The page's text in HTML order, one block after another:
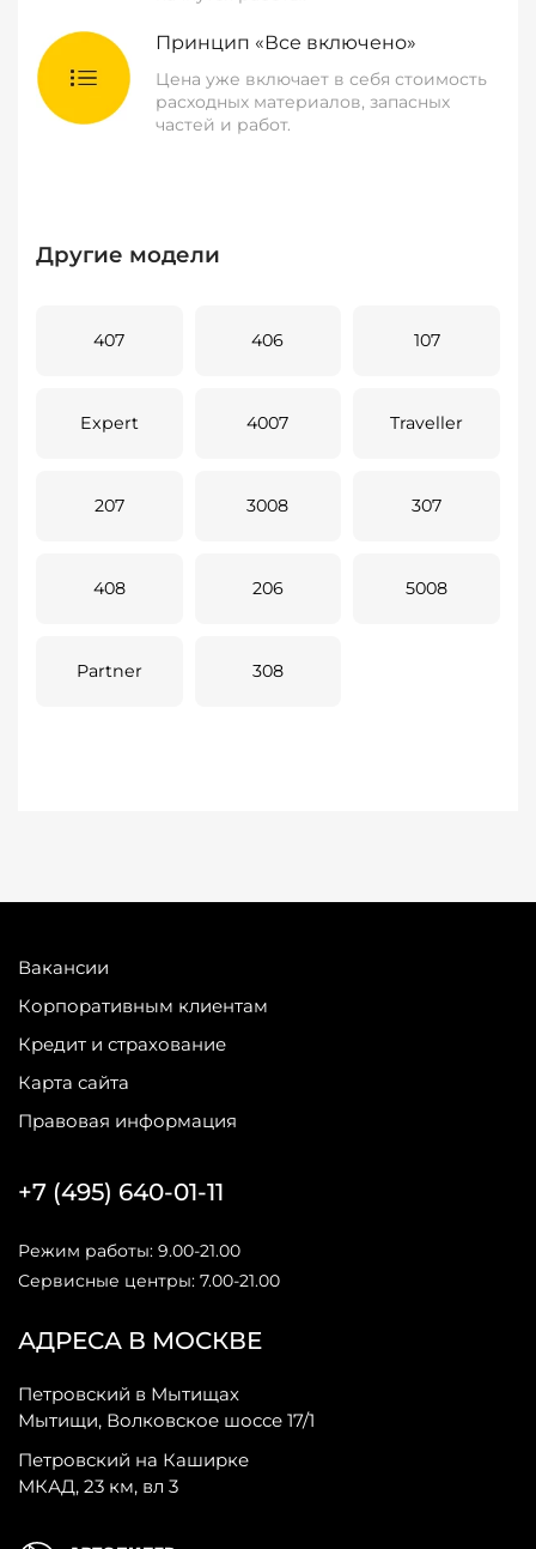
Принцип «Все включено»
Цена уже включает в себя стоимость
расходных материалов, запасных
частей и работ.
Другие модели
407 406 107
Expert 4007 Traveller
207 3008 307
408 206 5008
Partner 308
Вакансии
Корпоративным клиентам
Кредит и страхование
Карта сайта
Правовая информация
АДРЕСА В МОСКВЕ
Петровский в Мытищах
Мытищи, Волковское шоссе 17/1
Петровский на Каширке
МКАД, 23 км, вл 3
+7 (495) 640-01-11
Режим работы: 9.00-21.00
Сервисные центры: 7.00-21.00